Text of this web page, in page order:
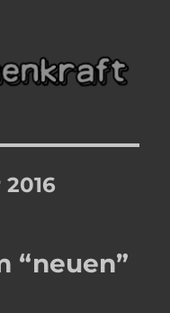
“neuen”